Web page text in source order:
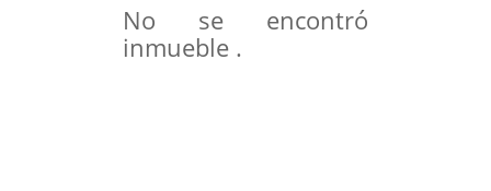
No se encontró
inmueble .